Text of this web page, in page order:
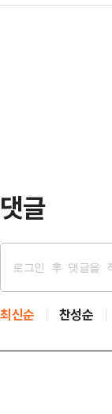
바
가
댓글
최신순 찬성순